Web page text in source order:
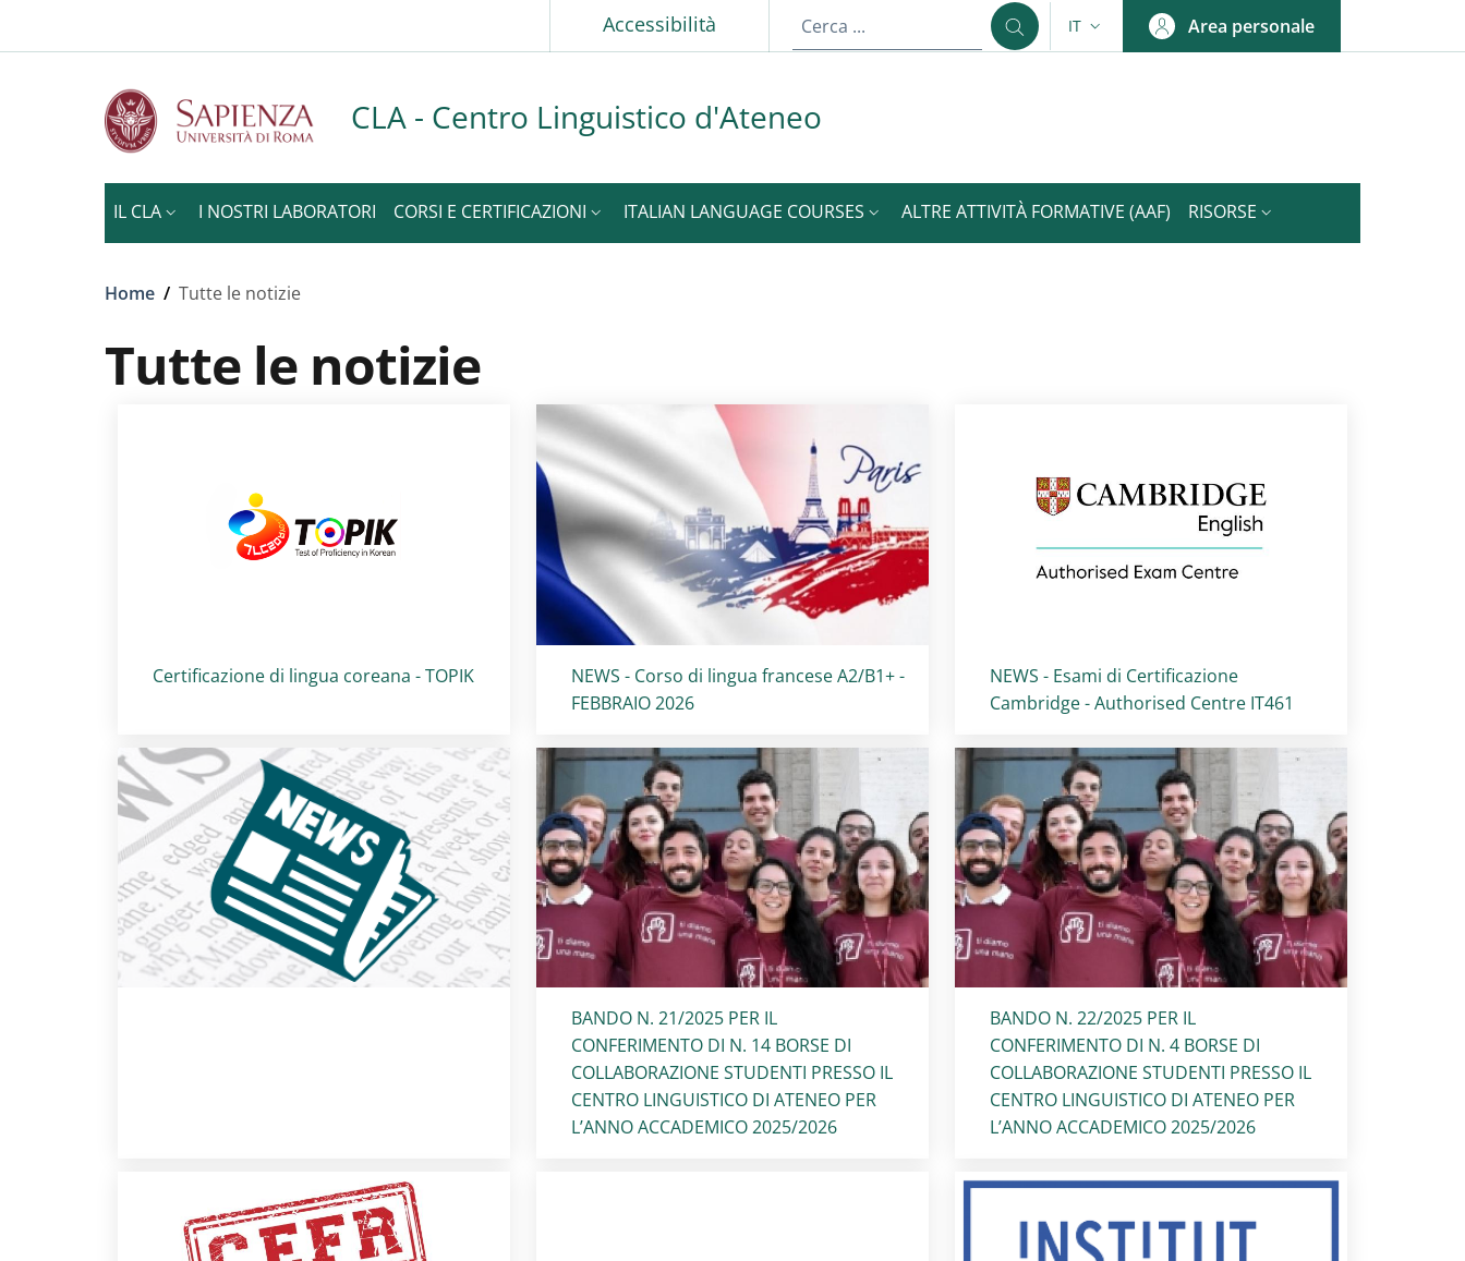
Accessibilità SELETTORE LINGUA: CURRENT LANGUAGE
IT Area personale
CLA - Centro Linguistico d'Ateneo
IL CLA I NOSTRI LABORATORI CORSI E CERTIFICAZIONI ITALIAN LANGUAGE COURSES ALTRE ATTIVITÀ FORMATIVE (AAF) RISORSE
Briciole di pane
Home / Tutte le notizie
Tutte le notizie
Titolo card:
Certificazione di lingua coreana - TOPIK Titolo card:
NEWS - Corso di lingua francese A2/B1+ -
FEBBRAIO 2026
Titolo card:
NEWS - Esami di Certificazione
Cambridge - Authorised Centre IT461
Titolo card:
BANDO N. 21/2025 PER IL
CONFERIMENTO DI N. 14 BORSE DI
COLLABORAZIONE STUDENTI PRESSO IL
CENTRO LINGUISTICO DI ATENEO PER
L’ANNO ACCADEMICO 2025/2026
Titolo card:
BANDO N. 22/2025 PER IL
CONFERIMENTO DI N. 4 BORSE DI
COLLABORAZIONE STUDENTI PRESSO IL
CENTRO LINGUISTICO DI ATENEO PER
L’ANNO ACCADEMICO 2025/2026